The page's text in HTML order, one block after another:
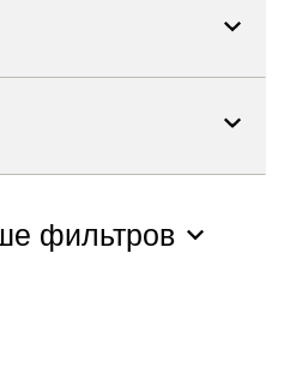
фильтров